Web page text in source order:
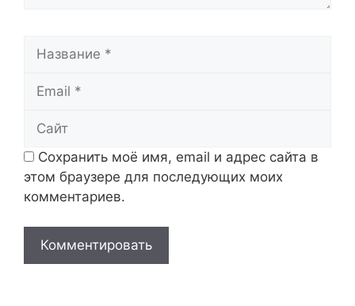
Сохранить моё имя, email и адрес сайта в
этом браузере для последующих моих
комментариев.